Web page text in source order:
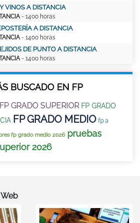
VINOS A DISTANCIA
- 1400 horas
A DISTANCIA
- 1400 horas
DE PUNTO A DISTANCIA
- 1400 horas
BUSCADO EN FP
GRADO SUPERIOR FP GRADO
FP GRADO MEDIO fp a
fp grado medio 2026 pruebas
2026